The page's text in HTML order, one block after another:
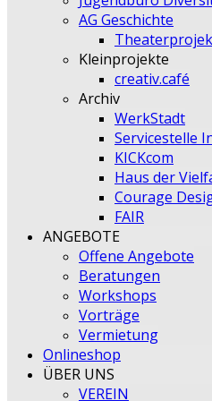
AG Geschichte
Kleinprojekte
creativ.café
Archiv
WerkStadt
Servicestelle
KICKcom
Haus der
Courage
FAIR
ANGEBOTE
Offene Angebote
Beratungen
Workshops
Vorträge
Vermietung
Onlineshop
ÜBER UNS
VEREIN